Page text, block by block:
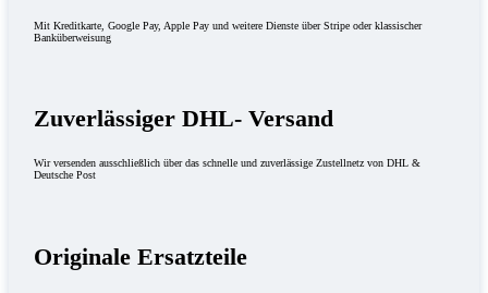
Mit Kreditkarte, Google Pay, Apple Pay und weitere Dienste über Stripe oder klassischer
Banküberweisung
Zuverlässiger DHL- Versand
Wir versenden ausschließlich über das schnelle und zuverlässige Zustellnetz von DHL &
Deutsche Post
Originale Ersatzteile